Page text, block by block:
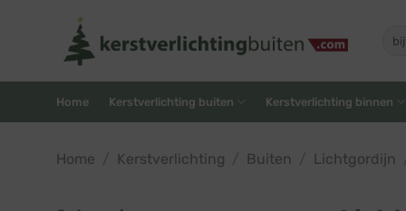
naar:
Home Kerstverlichting buiten Kerstverlichting binnen
Home Kerstverlichting Buiten Lichtgordijn